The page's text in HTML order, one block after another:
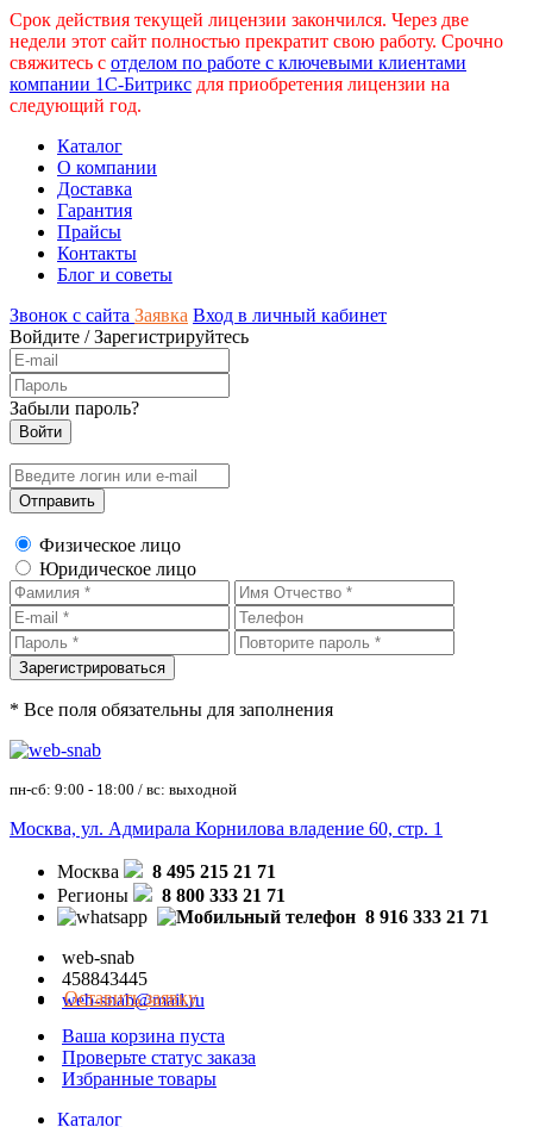
Срок действия текущей лицензии закончился. Через две
недели этот сайт полностью прекратит свою работу. Срочно
свяжитесь с отделом по работе с ключевыми клиентами
компании 1С-Битрикс для приобретения лицензии на
следующий год.
Каталог
О компании
Доставка
Гарантия
Прайсы
Контакты
Блог и советы
Звонок с сайта Заявка Вход в личный кабинет
Войдите /Зарегистрируйтесь
Забыли пароль?
Физическое лицо
Юридическое лицо
* Все поля обязательны для заполнения
пн-сб: 9:00 - 18:00 / вс: выходной
Москва, ул. Адмирала Корнилова владение 60, стр. 1
Москва
8 495 215 21 71
Регионы
8 800 333 21 71
8 916 333 21 71
web-snab
458843445
web-snab@mail.ru
Оставить заявку
Ваша корзина пуста
Проверьте статус заказа
Избранные товары
Каталог